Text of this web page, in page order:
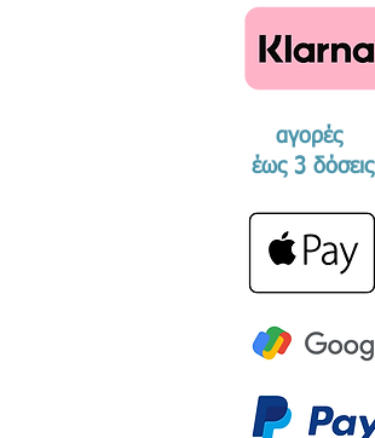
αγορές
​έως 3 δόσεις